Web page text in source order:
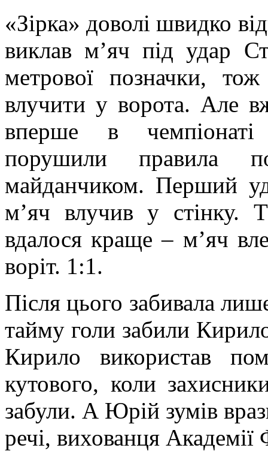
«Зірка» доволі швидко
виклав м’яч під удар
метрової позначки,
влучити у ворота. Але
вперше в чемпіонаті
порушили правила
майданчиком. Перший
м’яч влучив у стінку.
вдалося краще – м’яч
воріт. 1:1.
Після цього забивала
тайму голи забили
Кирило використав
кутового, коли
забули. А Юрій зумів
речі, вихованця